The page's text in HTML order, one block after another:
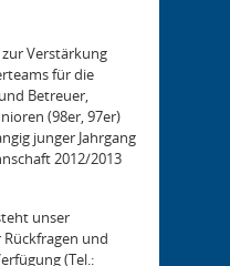
Verstärkung
für die
Betreuer,
(98er, 97er)
junger Jahrgang
2012/2013
unser
Rückfragen und
(Tel.: